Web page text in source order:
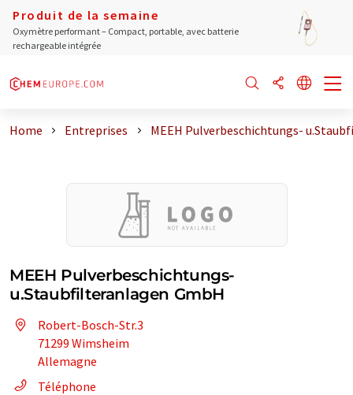
Produit de la semaine
Oxymètre performant – Compact, portable, avec batterie
rechargeable intégrée
Home Entreprises MEEH Pulverbeschichtungs-
MEEH Pulverbeschichtungs-
u.Staubfilteranlagen GmbH
Robert-Bosch-Str.3
71299 Wimsheim
Allemagne
Téléphone